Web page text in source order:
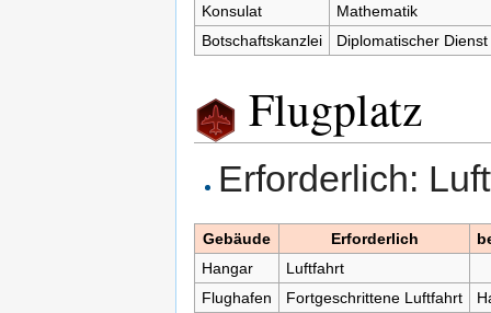
Konsulat
Mathematik
Botschaftskanzlei
Diplomatischer Dienst
Flugplatz
Erforderlich:
Gebäude Erforderlich
Hangar
Luftfahrt
Flughafen
Fortgeschrittene Luftfahrt